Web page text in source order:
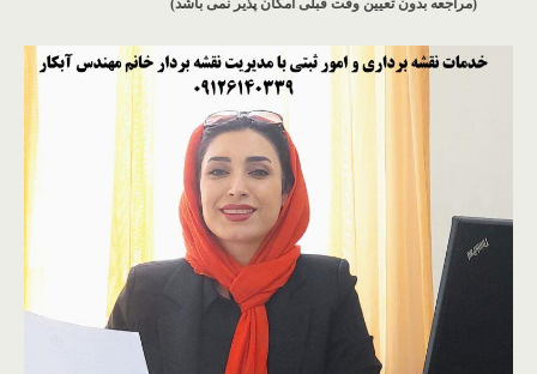
(مراجعه بدون تعیین وقت قبلی امکان پذیر نمی باشد)